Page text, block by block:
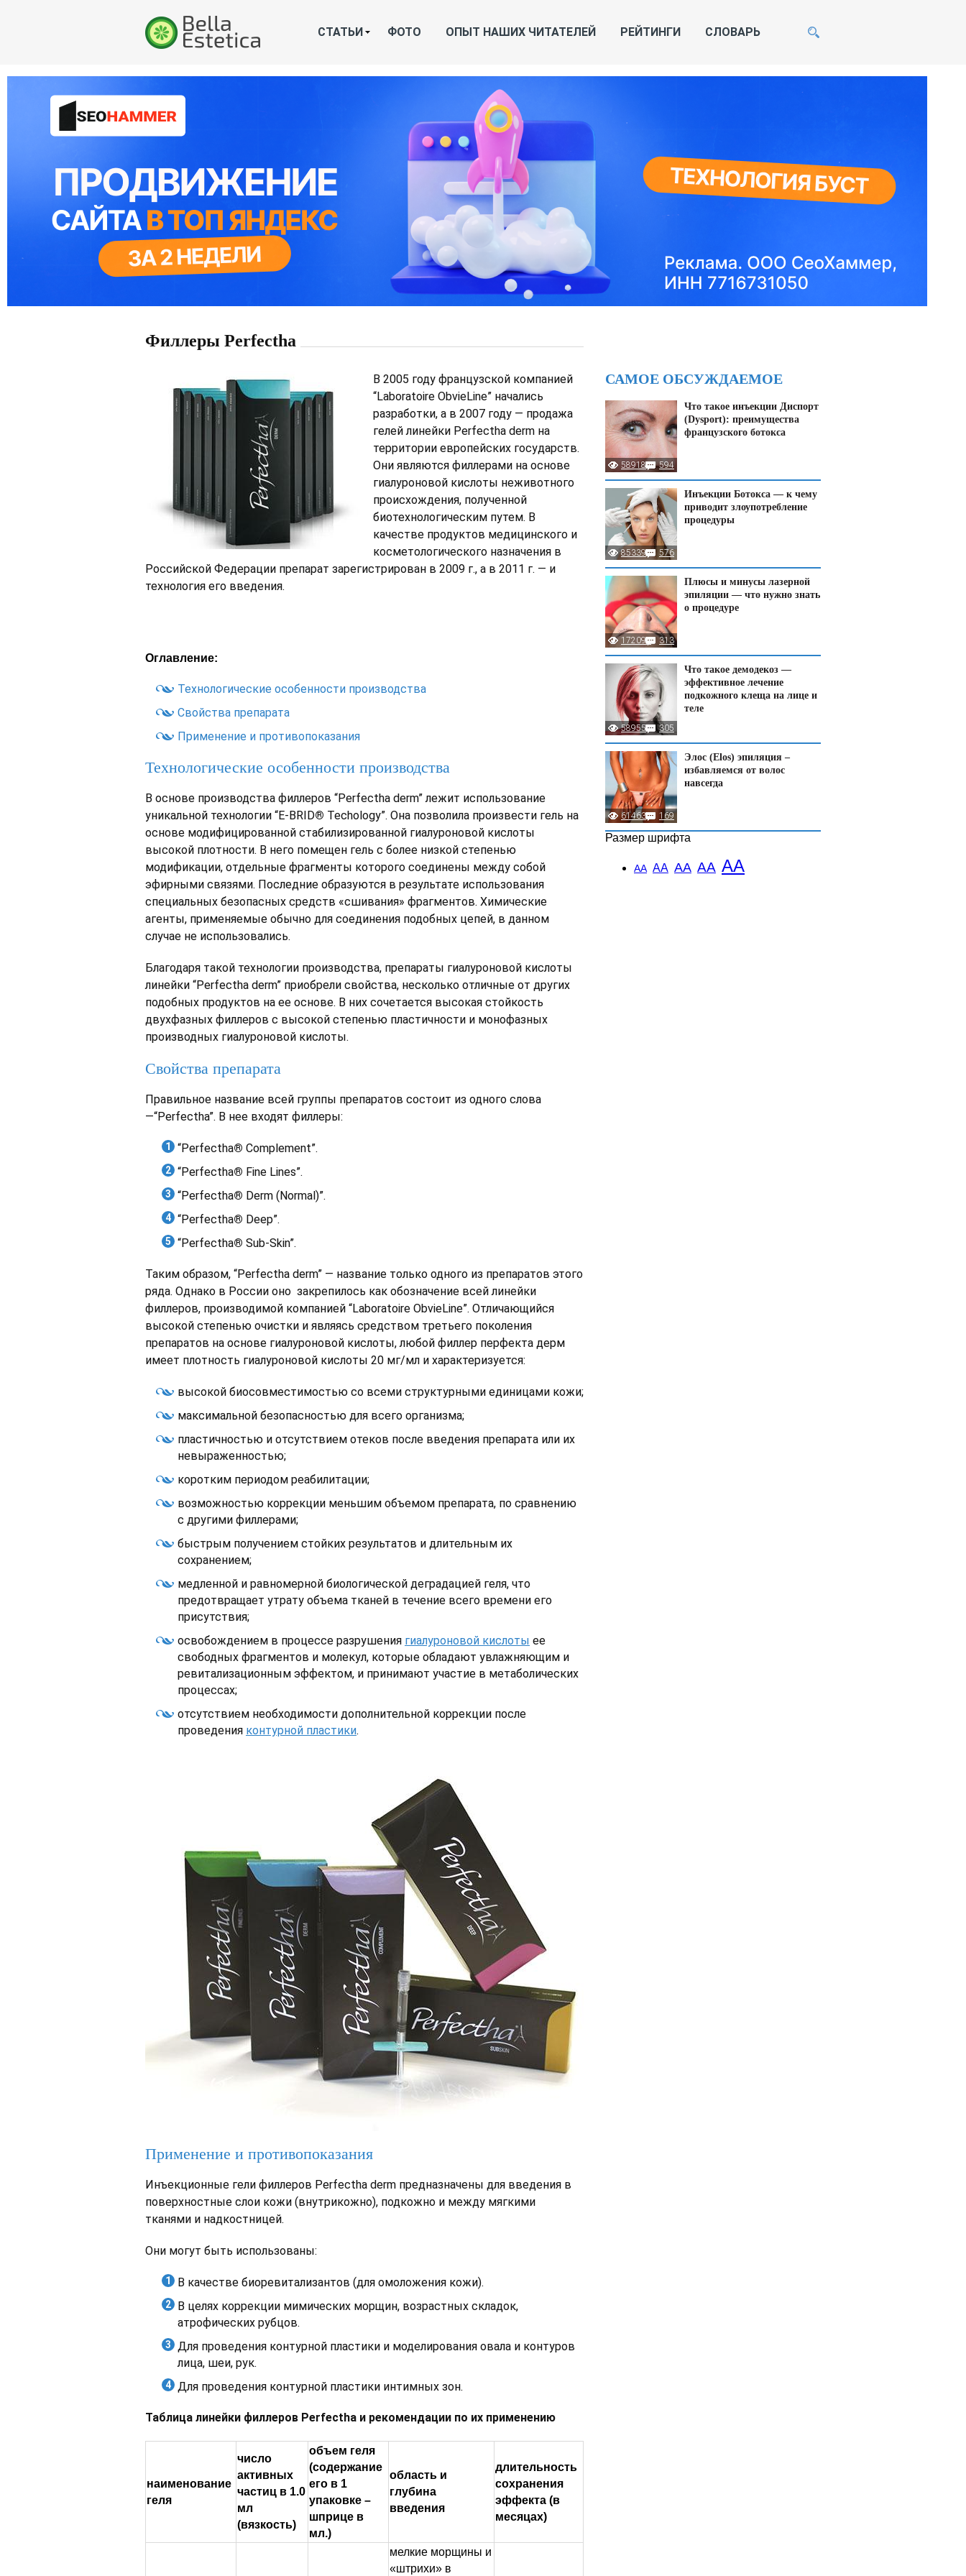
СТАТЬИ ФОТО ОПЫТ НАШИХ ЧИТАТЕЛЕЙ РЕЙТИНГИ СЛОВАРЬ
Филлеры Perfectha
В 2005 году французской компанией
“Laboratoire ObvieLine” начались
разработки, а в 2007 году — продажа
гелей линейки Perfectha derm на
территории европейских государств.
Они являются филлерами на основе
гиалуроновой кислоты неживотного
происхождения, полученной
биотехнологическим путем. В
качестве продуктов медицинского и
косметологического назначения в
Российской Федерации препарат зарегистрирован в 2009 г., а в 2011 г. — и
технология его введения.
Оглавление:
Технологические особенности производства
Свойства препарата
Применение и противопоказания
Технологические особенности производства
В основе производства филлеров “Perfectha derm” лежит использование
уникальной технологии “E-BRID® Techology”. Она позволила произвести гель на
основе модифицированной стабилизированной гиалуроновой кислоты
высокой плотности. В него помещен гель с более низкой степенью
модификации, отдельные фрагменты которого соединены между собой
эфирными связями. Последние образуются в результате использования
специальных безопасных средств «сшивания» фрагментов. Химические
агенты, применяемые обычно для соединения подобных цепей, в данном
случае не использовались.
Благодаря такой технологии производства, препараты гиалуроновой кислоты
линейки “Perfectha derm” приобрели свойства, несколько отличные от других
подобных продуктов на ее основе. В них сочетается высокая стойкость
двухфазных филлеров с высокой степенью пластичности и монофазных
производных гиалуроновой кислоты.
Свойства препарата
Правильное название всей группы препаратов состоит из одного слова
—“Perfectha”. В нее входят филлеры:
“Perfectha® Complement”.
“Perfectha® Fine Lines”.
“Perfectha® Derm (Normal)”.
“Perfectha® Deep”.
“Perfectha® Sub-Skin”.
Таким образом, “Perfectha derm” — название только одного из препаратов этого
ряда. Однако в России оно закрепилось как обозначение всей линейки
филлеров, производимой компанией “Laboratoire ObvieLine”. Отличающийся
высокой степенью очистки и являясь средством третьего поколения
препаратов на основе гиалуроновой кислоты, любой филлер перфекта дерм
имеет плотность гиалуроновой кислоты 20 мг/мл и характеризуется:
высокой биосовместимостью со всеми структурными единицами кожи;
максимальной безопасностью для всего организма;
пластичностью и отсутствием отеков после введения препарата или их
невыраженностью;
коротким периодом реабилитации;
возможностью коррекции меньшим объемом препарата, по сравнению
с другими филлерами;
быстрым получением стойких результатов и длительным их
сохранением;
медленной и равномерной биологической деградацией геля, что
предотвращает утрату объема тканей в течение всего времени его
присутствия;
освобождением в процессе разрушения гиалуроновой кислоты ее
свободных фрагментов и молекул, которые обладают увлажняющим и
ревитализационным эффектом, и принимают участие в метаболических
процессах;
отсутствием необходимости дополнительной коррекции после
проведения контурной пластики.
Применение и противопоказания
Инъекционные гели филлеров Perfectha derm предназначены для введения в
поверхностные слои кожи (внутрикожно), подкожно и между мягкими
тканями и надкостницей.
Они могут быть использованы:
В качестве биоревитализантов (для омоложения кожи).
В целях коррекции мимических морщин, возрастных складок,
атрофических рубцов.
Для проведения контурной пластики и моделирования овала и контуров
лица, шеи, рук.
Для проведения контурной пластики интимных зон.
Таблица линейки филлеров Perfectha и рекомендации по их применению
наименование
геля
число
активных
частиц в 1.0
мл
(вязкость)
объем геля
(содержание
его в 1
упаковке –
шприце в
мл.)
область и
глубина
введения
длительность
сохранения
эффекта (в
месяцах)
мелкие морщины и
«штрихи» в
САМОЕ ОБСУЖДАЕМОЕ
58918 594
Что такое инъекции Диспорт
(Dysport): преимущества
французского ботокса
85339 576
Инъекции Ботокса — к чему
приводит злоупотребление
процедуры
172095 313
Плюсы и минусы лазерной
эпиляции — что нужно знать
о процедуре
58955 305
Что такое демодекоз —
эффективное лечение
подкожного клеща на лице и
теле
61463 169
Элос (Elos) эпиляция –
избавляемся от волос
навсегда
Размер шрифта
АА АА АА АА АА